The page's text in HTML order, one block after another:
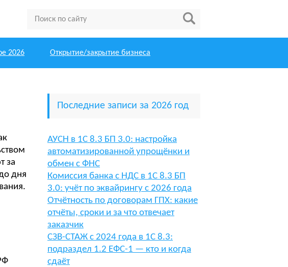
2026 Открытие/закрытие бизнеса
за
дня
Последние записи за 2026 год
АУСН в 1С 8.3 БП 3.0: настройка
автоматизированной упрощёнки и
обмен с ФНС
Комиссия банка с НДС в 1С 8.3 БП
3.0: учёт по эквайрингу с 2026 года
Отчётность по договорам ГПХ: какие
отчёты, сроки и за что отвечает
заказчик
СЗВ-СТАЖ с 2024 года в 1С 8.3:
подраздел 1.2 ЕФС-1 — кто и когда
сдаёт